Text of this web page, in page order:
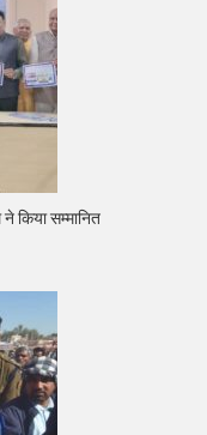
ने किया सम्मानित